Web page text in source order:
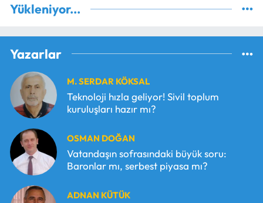
Yükleniyor...
Yazarlar
M. SERDAR KÖKSAL
Teknoloji hızla geliyor! Sivil toplum
kuruluşları hazır mı?
OSMAN DOĞAN
Vatandaşın sofrasındaki büyük soru:
Baronlar mı, serbest piyasa mı?
ADNAN KÜTÜK